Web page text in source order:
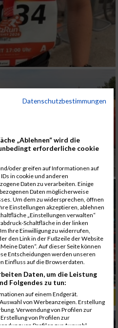
Datenschutzbestimmungen
„Ablehnen“ wird die
erforderliche cookie
oder greifen auf Informationen auf
in cookie und anderen
Daten zu verarbeiten. Einige
Daten möglicherweise
Um dem zu widersprechen, öffnen
Einstellungen akzeptieren, ablehnen
„Einstellungen verwalten“
Schaltfläche in der linken
Ihre Einwilligung zu widerrufen,
den Link in der Fußzeile der Website
Daten“. Auf dieser Seite können
Entscheidungen werden unseren
Einfluss auf die Browserdaten.
Daten, um die Leistung
Folgendes zu tun:
auf einem Endgerät.
von Werbeanzeigen. Erstellung
Verwendung von Profilen zur
von Profilen zur
von Profilen zur Auswahl